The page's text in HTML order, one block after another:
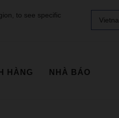
to see specific
HÀNG NHÀ BÁO